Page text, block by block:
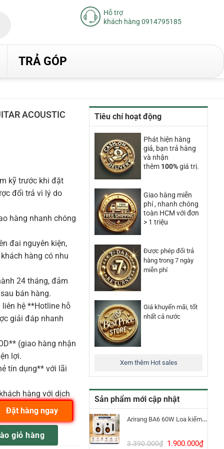
Hỗ trợ
khách hàng 0914795185
TRẢ GÓP
Tiêu chí hoạt động
Phát hiện hàng
giả, bạn trả hàng
và nhận
thêm 100%giá trị.
Giao hàng miễn
phí , nhanh chóng
toàn HCM với đơn
> 1 triệu
Được phép đổi trả
hàng trong 7 ngày
miễn phí
Giá khuyến mãi, tốt
nhất cả nước
Xem thêm Hot sales
Sản phẩm mới cập nhật
Arirang BA6 60W Loa kiểm âm Bluetooth 5.3
3.390.000₫ Giá
1.900.000₫Giá
ACOUSTIC
kỹ trước khi đặt
đổi trả vì lý do
hàng nhanh chóng
đai nguyên kiện,
hàng có nhu
24 tháng, đảm
bán hàng.
hệ **Hotline hỗ
giải đáp nhanh
(giao hàng nhận
lợi.
tín dụng** với lãi
hàng với dịch
TWCR-D-V số lượng
giỏ hàng
Đặt hàng ngay